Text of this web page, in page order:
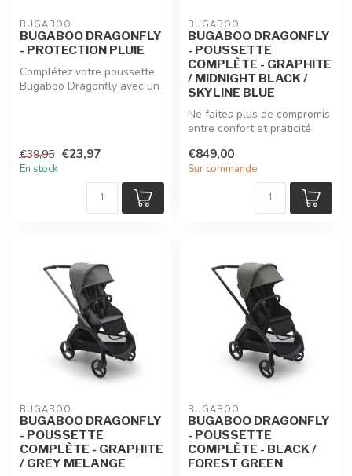
BUGABOO
BUGABOO DRAGONFLY
- PROTECTION PLUIE
Complétez votre poussette
Bugaboo Dragonfly avec un
€39,95 €23,97
En stock
BUGABOO
BUGABOO DRAGONFLY
- POUSSETTE
COMPLÈTE - GRAPHITE
/ MIDNIGHT BLACK /
SKYLINE BLUE
Ne faites plus de compromis
entre confort et praticité
€849,00
Sur commande
BUGABOO
BUGABOO DRAGONFLY
- POUSSETTE
COMPLÈTE - GRAPHITE
/ GREY MELANGE
BUGABOO
BUGABOO DRAGONFLY
- POUSSETTE
COMPLÈTE - BLACK /
FOREST GREEN